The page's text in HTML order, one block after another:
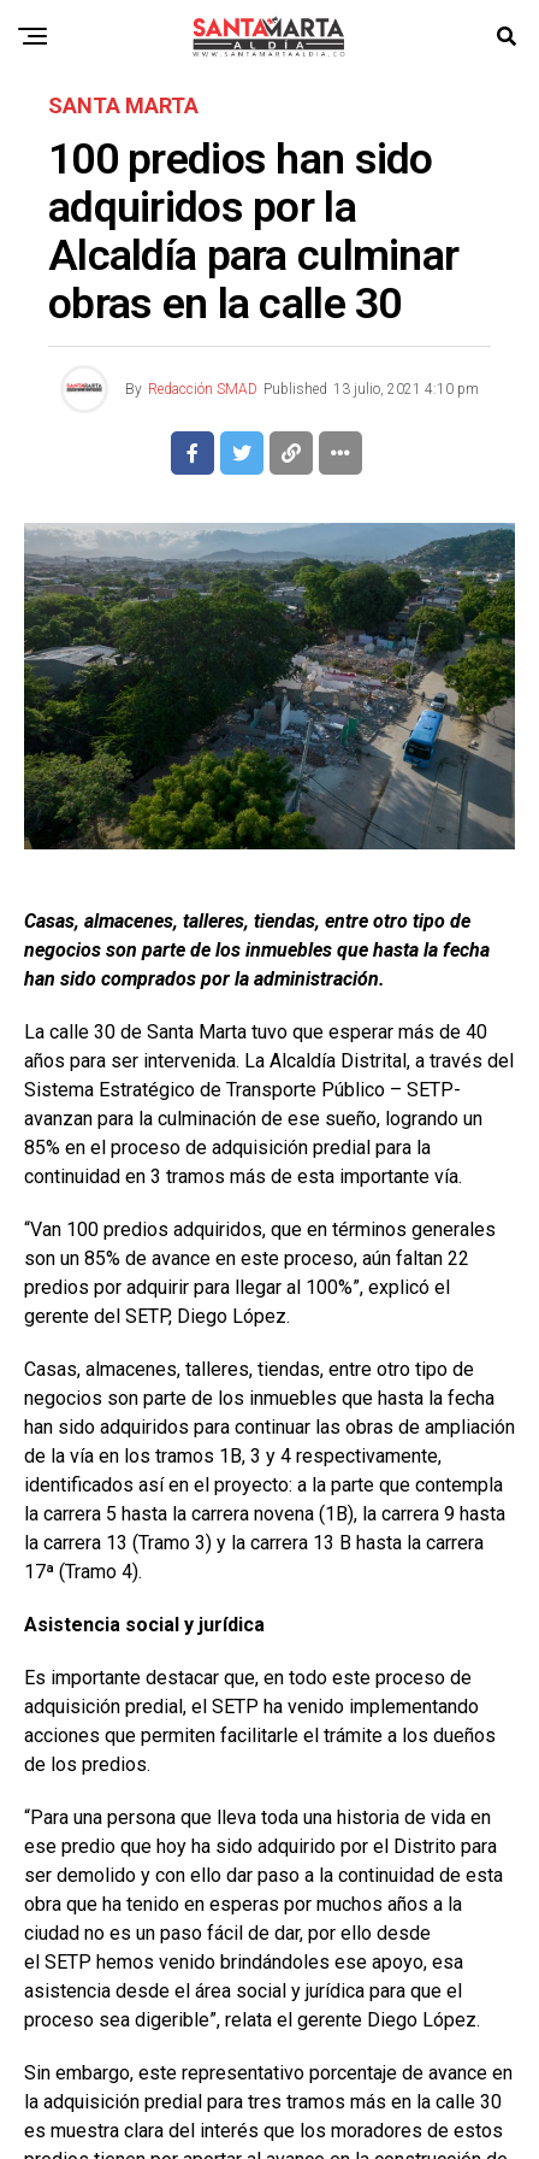
SANTA MARTA
100 predios han sido
adquiridos por la
Alcaldía para culminar
obras en la calle 30
By Redacción SMAD Published 13 julio, 2021 4:10 pm
Casas, almacenes, talleres, tiendas, entre otro tipo de
negocios son parte de los inmuebles que hasta la fecha
han sido comprados por la administración.
La calle 30 de Santa Marta tuvo que esperar más de 40
años para ser intervenida. La Alcaldía Distrital, a través del
Sistema Estratégico de Transporte Público – SETP-
avanzan para la culminación de ese sueño, logrando un
85% en el proceso de adquisición predial para la
continuidad en 3 tramos más de esta importante vía.
“Van 100 predios adquiridos, que en términos generales
son un 85% de avance en este proceso, aún faltan 22
predios por adquirir para llegar al 100%”, explicó el
gerente del SETP, Diego López.
Casas, almacenes, talleres, tiendas, entre otro tipo de
negocios son parte de los inmuebles que hasta la fecha
han sido adquiridos para continuar las obras de ampliación
de la vía en los tramos 1B, 3 y 4 respectivamente,
identificados así en el proyecto: a la parte que contempla
la carrera 5 hasta la carrera novena (1B), la carrera 9 hasta
la carrera 13 (Tramo 3) y la carrera 13 B hasta la carrera
17ª (Tramo 4).
Asistencia social y jurídica
Es importante destacar que, en todo este proceso de
adquisición predial, el SETP ha venido implementando
acciones que permiten facilitarle el trámite a los dueños
de los predios.
“Para una persona que lleva toda una historia de vida en
ese predio que hoy ha sido adquirido por el Distrito para
ser demolido y con ello dar paso a la continuidad de esta
obra que ha tenido en esperas por muchos años a la
ciudad no es un paso fácil de dar, por ello desde
el SETP hemos venido brindándoles ese apoyo, esa
asistencia desde el área social y jurídica para que el
proceso sea digerible”, relata el gerente Diego López.
Sin embargo, este representativo porcentaje de avance en
la adquisición predial para tres tramos más en la calle 30
es muestra clara del interés que los moradores de estos